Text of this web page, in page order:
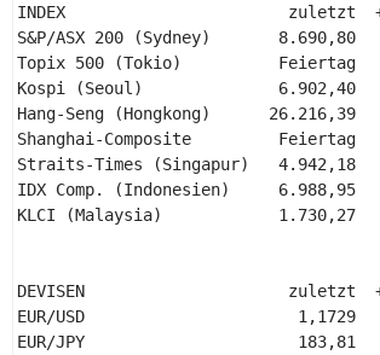
INDEX                       zuletzt  +/-
S&P/ASX 200 (Sydney)
Topix 500 (Tokio)
Kospi (Seoul)
Hang-Seng (Hongkong)
Shanghai-Composite
Straits-Times (Singapur)
IDX Comp. (Indonesien)
KLCI (Malaysia)
DEVISEN                     zuletzt
EUR/USD                      1,1729
EUR/JPY                      183,81